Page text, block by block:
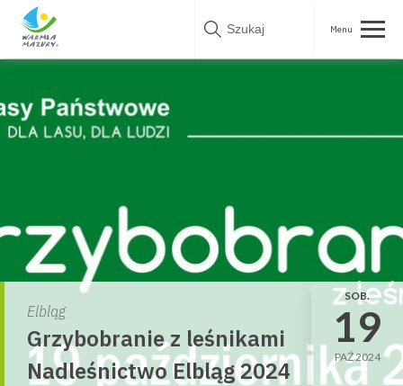
Skip
Elbląg
Grzybobranie z leśnikami
Nadleśnictwo Elbląg 2024
SOB.
19
PAŹ 2024